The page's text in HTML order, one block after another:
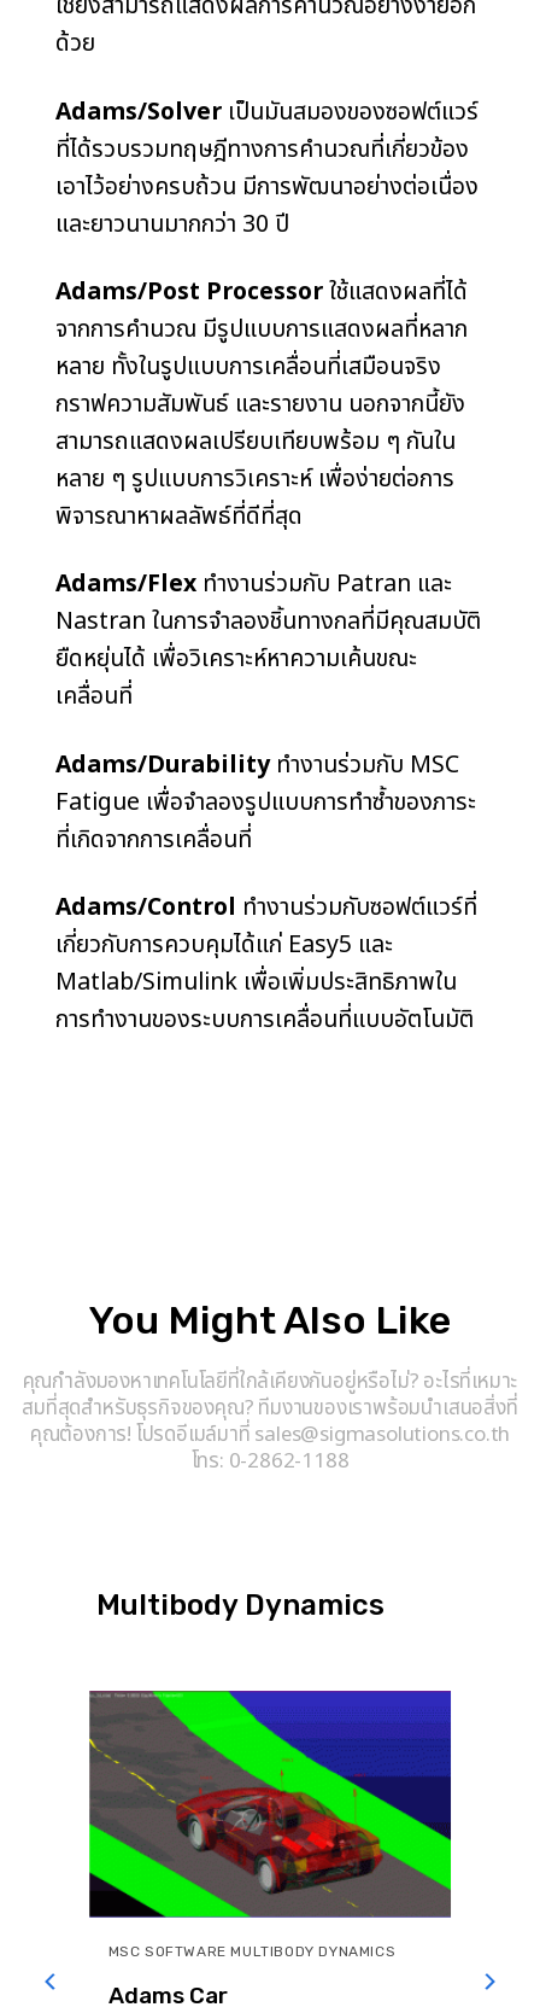
ด้วย
Adams/Solver เป็นมันสมองของซอฟต์แวร์
ที่ได้รวบรวมทฤษฎีทางการคำนวณที่เกี่ยวข้อง
เอาไว้อย่างครบถ้วน มีการพัฒนาอย่างต่อเนื่อง
และยาวนานมากกว่า 30 ปี
Adams/Post Processorใช้แสดงผลที่ได้
จากการคำนวณ มีรูปแบบการแสดงผลที่หลาก
หลาย ทั้งในรูปแบบการเคลื่อนที่เสมือนจริง
กราฟความสัมพันธ์ และรายงาน นอกจากนี้ยัง
สามารถแสดงผลเปรียบเทียบพร้อม ๆ กันใน
หลาย ๆ รูปแบบการวิเคราะห์ เพื่อง่ายต่อการ
พิจารณาหาผลลัพธ์ที่ดีที่สุด
Adams/Flex ทำงานร่วมกับ Patran และ
Nastran ในการจำลองชิ้นทางกลที่มีคุณสมบัติ
ยืดหยุ่นได้ เพื่อวิเคราะห์หาความเค้นขณะ
เคลื่อนที่
Adams/Durabilityทำงานร่วมกับ MSC
Fatigue เพื่อจำลองรูปแบบการทำซ้ำของภาระ
ที่เกิดจากการเคลื่อนที่
Adams/Control ทำงานร่วมกับซอฟต์แวร์ที่
เกี่ยวกับการควบคุมได้แก่ Easy5 และ
Matlab/Simulink เพื่อเพิ่มประสิทธิภาพใน
การทำงานของระบบการเคลื่อนที่แบบอัตโนมัติ
You Might Also Like
คุณกำลังมองหาเทคโนโลยีที่ใกล้เคียงกันอยู่หรือไม่? อะไรที่เหมาะ
สมที่สุดสำหรับธุรกิจของคุณ? ทีมงานของเราพร้อมนำเสนอสิ่งที่
คุณต้องการ! โปรดอีเมล์มาที่ sales@sigmasolutions.co.th
โทร: 0-2862-1188
Multibody Dynamics
MSC SOFTWARE MULTIBODY DYNAMICS
Adams Car